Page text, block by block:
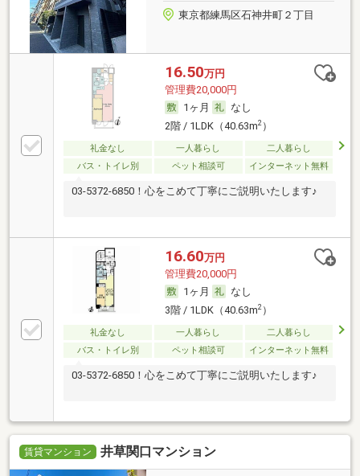
東京都練馬区石神井町２丁目
16.50万円
管理費20,000円
1ヶ月
なし
2階 / 1LDK（40.63m2）
礼金なし 一人暮らし
二人暮らし
バス・トイレ別
ペット相談可 インターネット無料
03-5372-6850！心をこめて丁寧にご説明いたします♪
16.60万円
管理費20,000円
1ヶ月
なし
3階 / 1LDK（40.63m2）
礼金なし 一人暮らし
二人暮らし
バス・トイレ別
ペット相談可 インターネット無料
03-5372-6850！心をこめて丁寧にご説明いたします♪
賃貸マンション 井草関口マンション